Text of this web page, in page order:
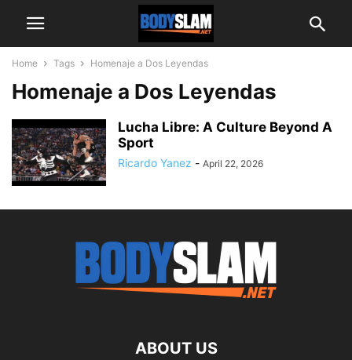
Home Tags Homenaje a Dos Leyendas
Homenaje a Dos Leyendas
Lucha Libre: A Culture Beyond A
Sport
Ricardo Yanez - April 22, 2026
ABOUT US